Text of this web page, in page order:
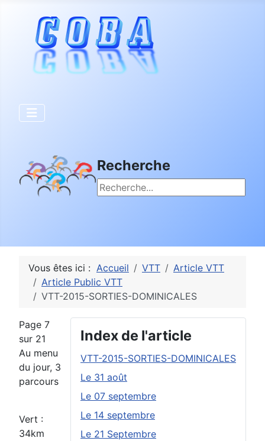
Recherche
Rechercher
Vous êtes ici : Accueil VTT
Article VTT
Article Public VTT
VTT-2015-SORTIES-DOMINICALES
Index de l'article
VTT-2015-SORTIES-DOMINICALES
Le 31 août
Le 07 septembre
Le 14 septembre
Le 21 Septembre
Page 7
sur 21
Au menu
du jour, 3
parcours
Vert :
34km